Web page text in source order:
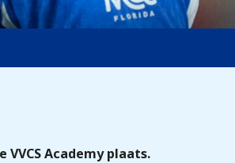
Academy plaats.